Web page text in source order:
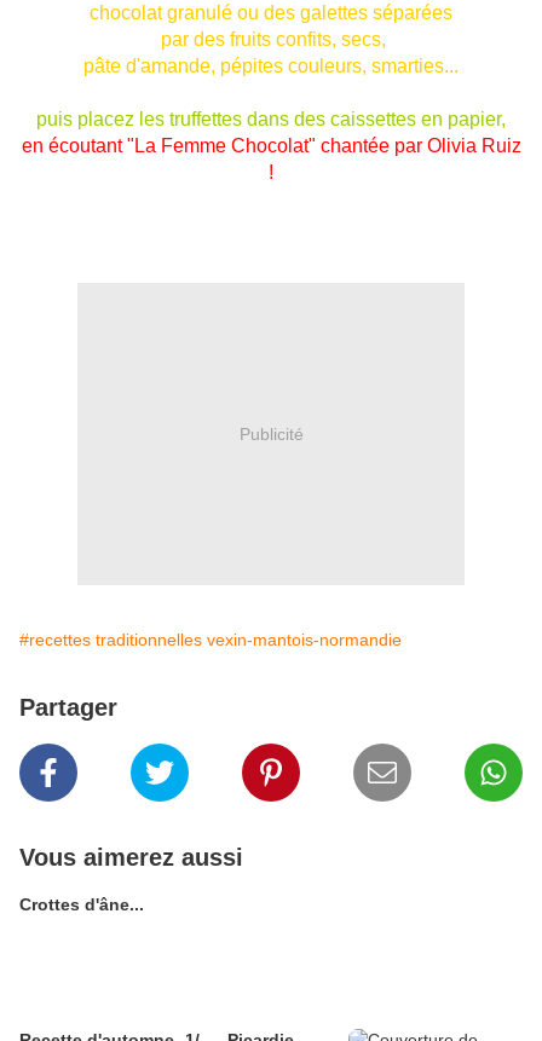
chocolat granulé ou des galettes séparées
par des fruits confits, secs,
pâte d'amande, pépites couleurs, smarties...
puis placez les truffettes dans des caissettes en papier,
en écoutant "La Femme Chocolat" chantée par Olivia Ruiz
!
Publicité
#recettes traditionnelles vexin-mantois-normandie
Partager
Vous aimerez aussi
Crottes d'âne...